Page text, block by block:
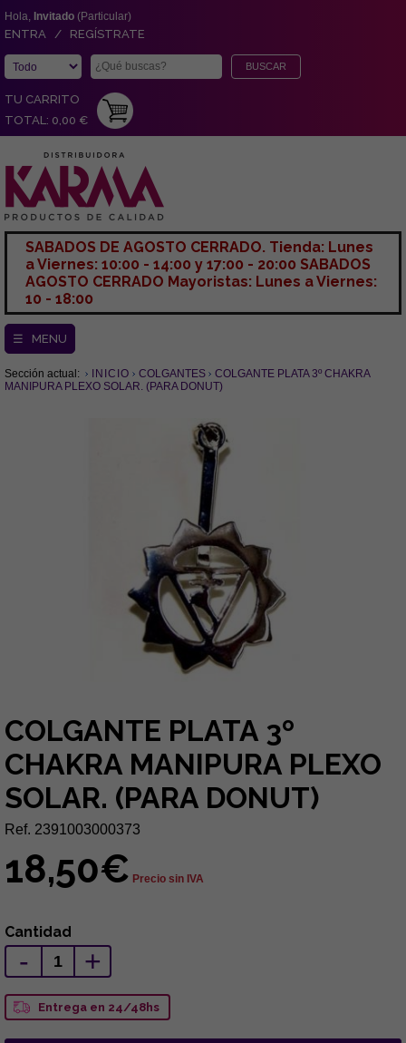
Hola, Invitado (Particular)
ENTRA / REGÍSTRATE
TU CARRITO
TOTAL: 0,00 €
SABADOS DE AGOSTO CERRADO. Tienda: Lunes
a Viernes: 10:00 - 14:00 y 17:00 - 20:00 SABADOS
AGOSTO CERRADO Mayoristas: Lunes a Viernes:
10 - 18:00
☰ MENU
Sección actual: INICIO COLGANTES
COLGANTE PLATA 3º CHAKRA
MANIPURA PLEXO SOLAR. (PARA DONUT)
COLGANTE PLATA 3º
CHAKRA MANIPURA PLEXO
SOLAR. (PARA DONUT)
Ref. 2391003000373
18,50€ Precio sin IVA
Cantidad
- +
Entrega en 24/48hs